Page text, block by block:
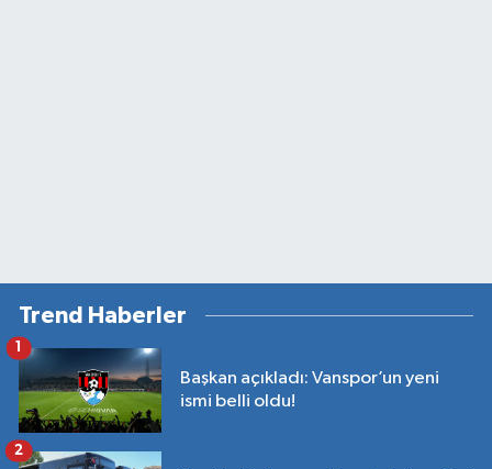
Trend Haberler
Başkan açıkladı: Vanspor’un yeni
ismi belli oldu!
2